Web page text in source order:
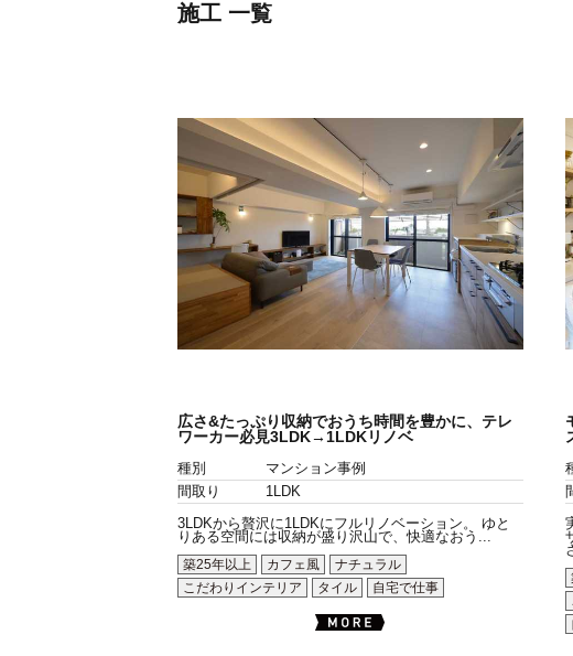
施工 一覧
広さ&たっぷり収納でおうち時間を豊かに、テレ
ワーカー必見3LDK→1LDKリノベ
種別
マンション事例
間取り
1LDK
3LDKから贅沢に1LDKにフルリノベーション。 ゆと
りある空間には収納が盛り沢山で、快適なおう...
築25年以上
カフェ風
ナチュラル
こだわりインテリア
タイル 自宅で仕事